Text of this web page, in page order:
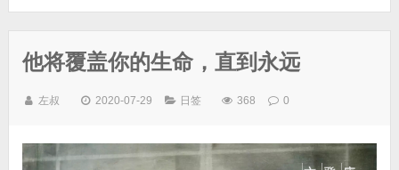
他将覆盖你的生命，直到永远
左叔 2020-07-29 日签 368 0